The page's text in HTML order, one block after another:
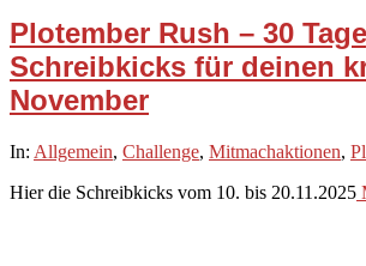
Plotember Rush – 30
Schreibkicks für deinen
November
2025-
10
In: Allgemein, Challenge, Mitmachaktionen,
Hier die Schreibkicks vom 10. bis 20.11.2025